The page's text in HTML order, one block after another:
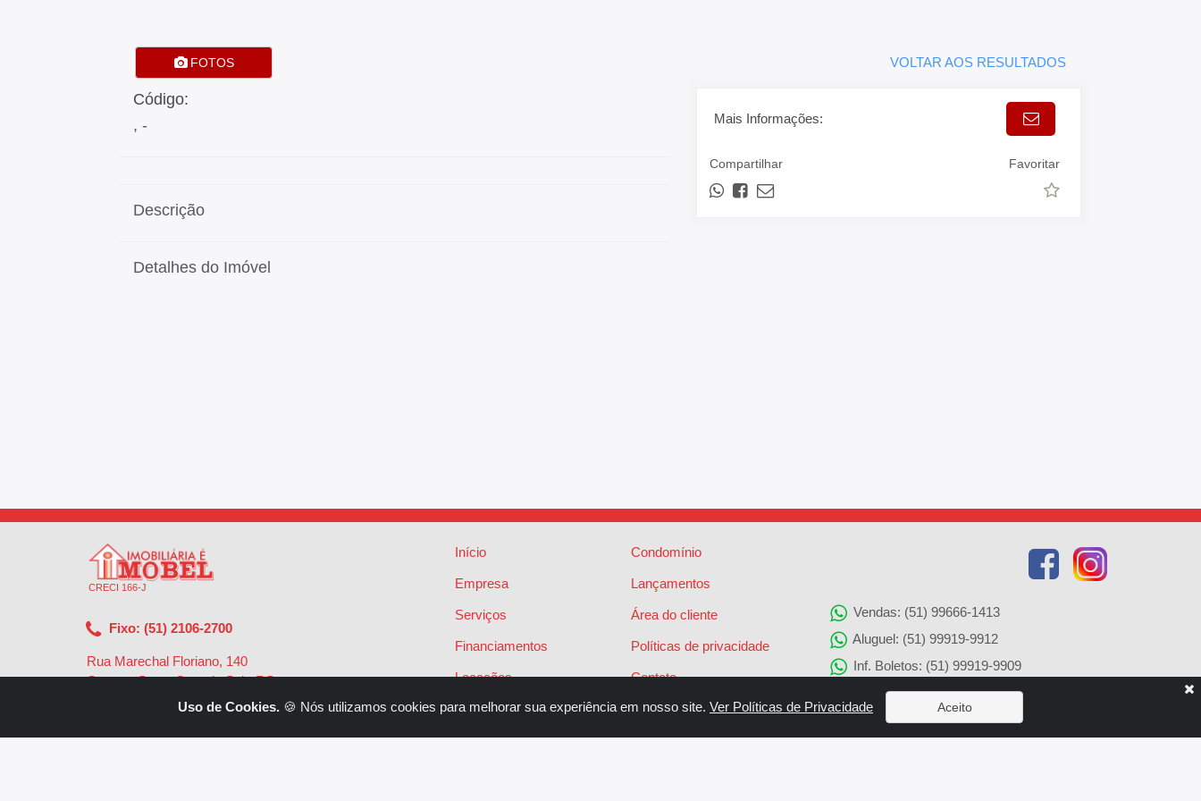
FOTOS VOLTAR AOS RESULTADOS
Código:
, -
Descrição
Detalhes do Imóvel
Mais Informações:
Compartilhar Favoritar
CRECI 166-J
Fixo: (51) 2106-2700
Rua Marechal Floriano, 140
Centro - Santa Cruz do Sul - RS -
Início
Empresa
Serviços
Financiamentos
Locações
Vendas
Condomínio
Lançamentos
Área do cliente
Políticas de privacidade
Contato
Vendas: (51) 99666-1413
Aluguel: (51) 99919-9912
Inf. Boletos: (51) 99919-9909
Agenciamento de Imóveis: (51) 99919-9905
Solicitação de Reparos: (51) 99919-9907
Uso de Cookies. 🍪 Nós utilizamos cookies para melhorar sua experiência em nosso site. Ver Políticas de Privacidade Aceito